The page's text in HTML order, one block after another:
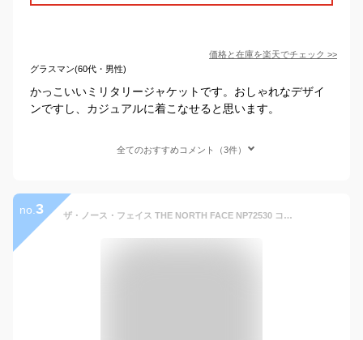
価格と在庫を楽天でチェック >>
グラスマン(60代・男性)
かっこいいミリタリージャケットです。おしゃれなデザイ
ンですし、カジュアルに着こなせると思います。
全てのおすすめコメント（3件）
no. 3 ザ・ノース・フェイス THE NORTH FACE NP72530 コンパクトジャケット COMPACT JACKET マウンテンパーカー ウインドブレーカー アウトドア メンズ レディース 撥水 防風 軽量 6カラー 国内正規 2026SS 10～20%OFF セール